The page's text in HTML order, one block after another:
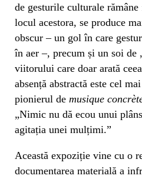
de gesturile culturale
locul acestora, se produce
obscur – un gol în care
în aer –, precum și un soi de
viitorului care doar arată
absență abstractă este cel
pionierul de musique
„Nimic nu dă ecou unui
agitația unei mulțimi.”
Această expoziție vine cu o
documentarea materială a